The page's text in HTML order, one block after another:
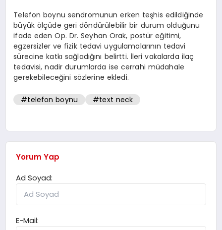
Telefon boynu sendromunun erken teşhis edildiğinde
büyük ölçüde geri döndürülebilir bir durum olduğunu
ifade eden Op. Dr. Seyhan Orak, postür eğitimi,
egzersizler ve fizik tedavi uygulamalarının tedavi
sürecine katkı sağladığını belirtti. İleri vakalarda ilaç
tedavisi, nadir durumlarda ise cerrahi müdahale
gerekebileceğini sözlerine ekledi.
#telefon boynu #text neck
Yorum Yap
Ad Soyad:
E-Mail: